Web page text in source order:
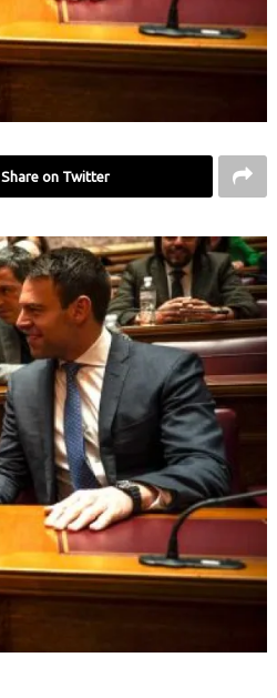
Share on Twitter